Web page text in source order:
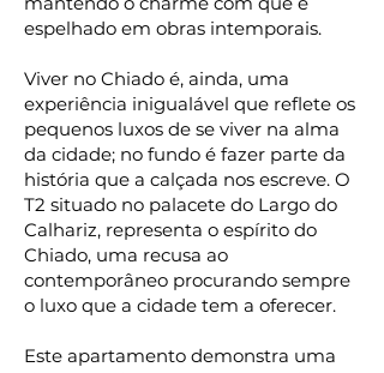
espelhado em obras intemporais.⠀
Viver no Chiado é, ainda, uma
experiência inigualável que reflete os
pequenos luxos de se viver na alma
da cidade; no fundo é fazer parte da
história que a calçada nos escreve. O
T2 situado no palacete do Largo do
Calhariz, representa o espírito do
Chiado, uma recusa ao
contemporâneo procurando sempre
o luxo que a cidade tem a oferecer. ⠀
Este apartamento demonstra uma